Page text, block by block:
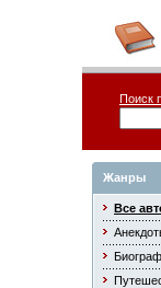
Поиск
Жанры
Все